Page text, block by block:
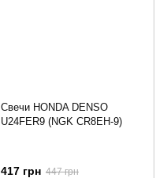
Свечи HONDA DENSO
U24FER9 (NGK CR8EH-9)
417 грн 447 грн